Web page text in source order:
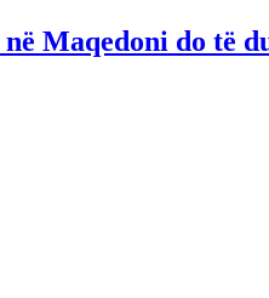
Maqedoni do të